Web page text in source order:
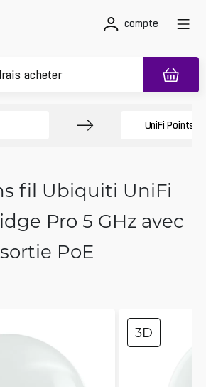
compte
UniFi Points
fil Ubiquiti UniFi
Pro 5 GHz avec
sortie PoE
3D